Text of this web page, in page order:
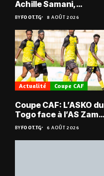
Achille Samani,
champion du Bénin !
BYFOOT.TG 8 AOÛT 2026
Actualité Coupe CAF
Coupe CAF: L’ASKO du
Togo face à l’AS Zam
du Niger
BYFOOT.TG 6 AOÛT 2026